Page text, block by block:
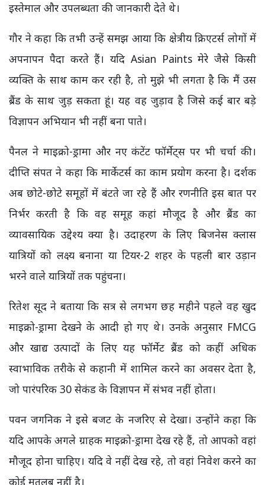
इस्तेमाल और उपलब्धता की जानकारी देते थे।
गौर ने कहा कि तभी उन्हें समझ आया कि क्षेत्रीय क्रिएटर्स लोगों में
अपनापन पैदा करते हैं। यदि Asian Paints मेरे जैसे किसी
व्यक्ति के साथ काम कर रही है, तो मुझे भी लगता है कि मैं उस
ब्रैंड के साथ जुड़ सकता हूं। यह वह जुड़ाव है जिसे कई बार बड़े
विज्ञापन अभियान भी नहीं बना पाते।
पैनल ने माइक्रो-ड्रामा और नए कंटेंट फॉर्मेट्स पर भी चर्चा की।
दीप्ति संपत ने कहा कि मार्केटर्स का काम प्रयोग करना है। दर्शक
अब छोटे-छोटे समूहों में बंटते जा रहे हैं और रणनीति इस बात पर
निर्भर करती है कि वह समूह कहां मौजूद है और ब्रैंड का
व्यावसायिक उद्देश्य क्या है। उदाहरण के लिए बिजनेस क्लास
यात्रियों को लक्ष्य बनाना या टियर-2 शहर के पहली बार उड़ान
भरने वाले यात्रियों तक पहुंचना।
रितेश सूद ने बताया कि सत्र से लगभग छह महीने पहले वह खुद
माइक्रो-ड्रामा देखने के आदी हो गए थे। उनके अनुसार FMCG
और खाद्य उत्पादों के लिए यह फॉर्मेट ब्रैंड को कहीं अधिक
स्वाभाविक तरीके से कहानी में शामिल करने का अवसर देता है,
जो पारंपरिक 30 सेकंड के विज्ञापन में संभव नहीं होता।
पवन जगनिक ने इसे बजट के नजरिए से देखा। उन्होंने कहा कि
यदि आपके अगले ग्राहक माइक्रो-ड्रामा देख रहे हैं, तो आपको वहां
मौजूद होना चाहिए। यदि वे नहीं देख रहे, तो वहां निवेश करने का
कोई मतलब नहीं है।